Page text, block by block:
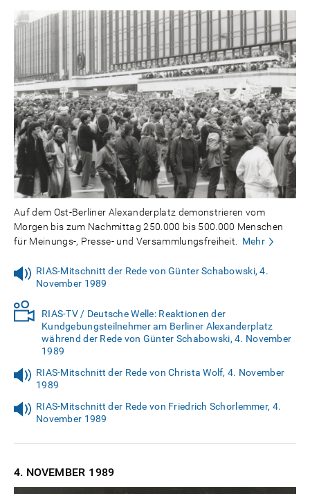
Auf dem Ost-Berliner Alexanderplatz demonstrieren vom
Morgen bis zum Nachmittag 250.000 bis 500.000 Menschen
für Meinungs-, Presse- und Versammlungsfreiheit. Mehr
RIAS-Mitschnitt der Rede von Günter Schabowski, 4.
November 1989
RIAS-TV / Deutsche Welle: Reaktionen der
Kundgebungsteilnehmer am Berliner Alexanderplatz
während der Rede von Günter Schabowski, 4. November
1989
RIAS-Mitschnitt der Rede von Christa Wolf, 4. November
1989
RIAS-Mitschnitt der Rede von Friedrich Schorlemmer, 4.
November 1989
4. NOVEMBER 1989